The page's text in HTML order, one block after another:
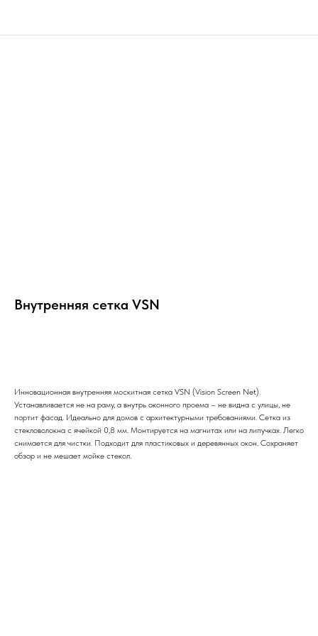
Внутренняя сетка VSN
Инновационная внутренняя москитная сетка VSN (Vision Screen Net).
Устанавливается не на раму, а внутрь оконного проема – не видна с улицы, не
портит фасад. Идеально для домов с архитектурными требованиями. Сетка из
стекловолокна с ячейкой 0,8 мм. Монтируется на магнитах или на липучках. Легко
снимается для чистки. Подходит для пластиковых и деревянных окон. Сохраняет
обзор и не мешает мойке стекол.